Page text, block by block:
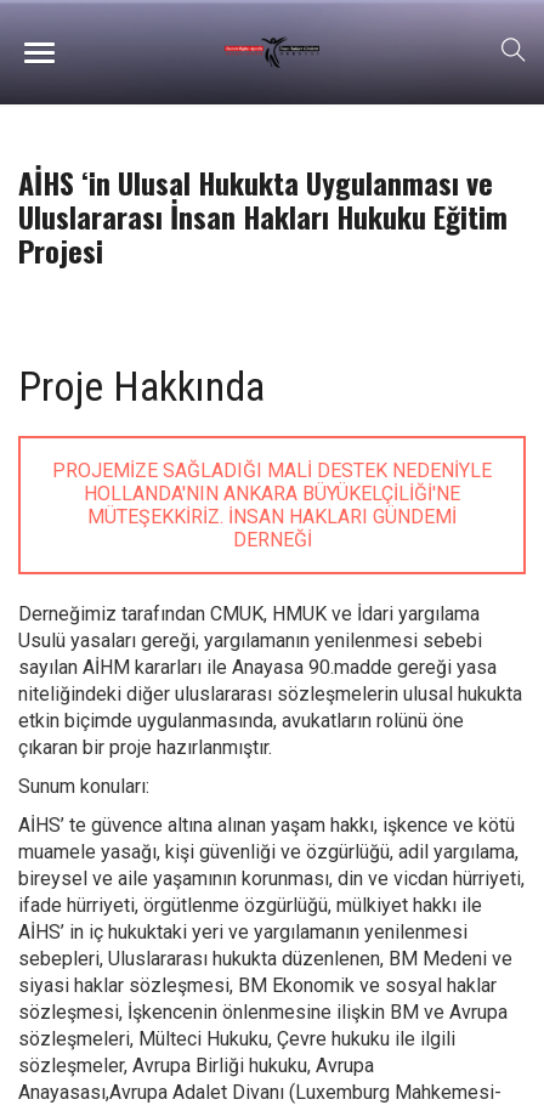
AİHS ‘in Ulusal Hukukta Uygulanması ve
Uluslararası İnsan Hakları Hukuku Eğitim
Projesi
Proje Hakkında
PROJEMIZE SAĞLADIĞI MALI DESTEK NEDENIYLE
HOLLANDA'NIN ANKARA BÜYÜKELÇILIĞI'NE
MÜTEŞEKKIRIZ. İNSAN HAKLARI GÜNDEMI
DERNEĞI
Derneğimiz tarafından CMUK, HMUK ve İdari yargılama
Usulü yasaları gereği, yargılamanın yenilenmesi sebebi
sayılan AİHM kararları ile Anayasa 90.madde gereği yasa
niteliğindeki diğer uluslararası sözleşmelerin ulusal hukukta
etkin biçimde uygulanmasında, avukatların rolünü öne
çıkaran bir proje hazırlanmıştır.
Sunum konuları:
AİHS’ te güvence altına alınan yaşam hakkı, işkence ve kötü
muamele yasağı, kişi güvenliği ve özgürlüğü, adil yargılama,
bireysel ve aile yaşamının korunması, din ve vicdan hürriyeti,
ifade hürriyeti, örgütlenme özgürlüğü, mülkiyet hakkı ile
AİHS’ in iç hukuktaki yeri ve yargılamanın yenilenmesi
sebepleri, Uluslararası hukukta düzenlenen, BM Medeni ve
siyasi haklar sözleşmesi, BM Ekonomik ve sosyal haklar
sözleşmesi, İşkencenin önlenmesine ilişkin BM ve Avrupa
sözleşmeleri, Mülteci Hukuku, Çevre hukuku ile ilgili
sözleşmeler, Avrupa Birliği hukuku, Avrupa
Anayasası,Avrupa Adalet Divanı (Luxemburg Mahkemesi-